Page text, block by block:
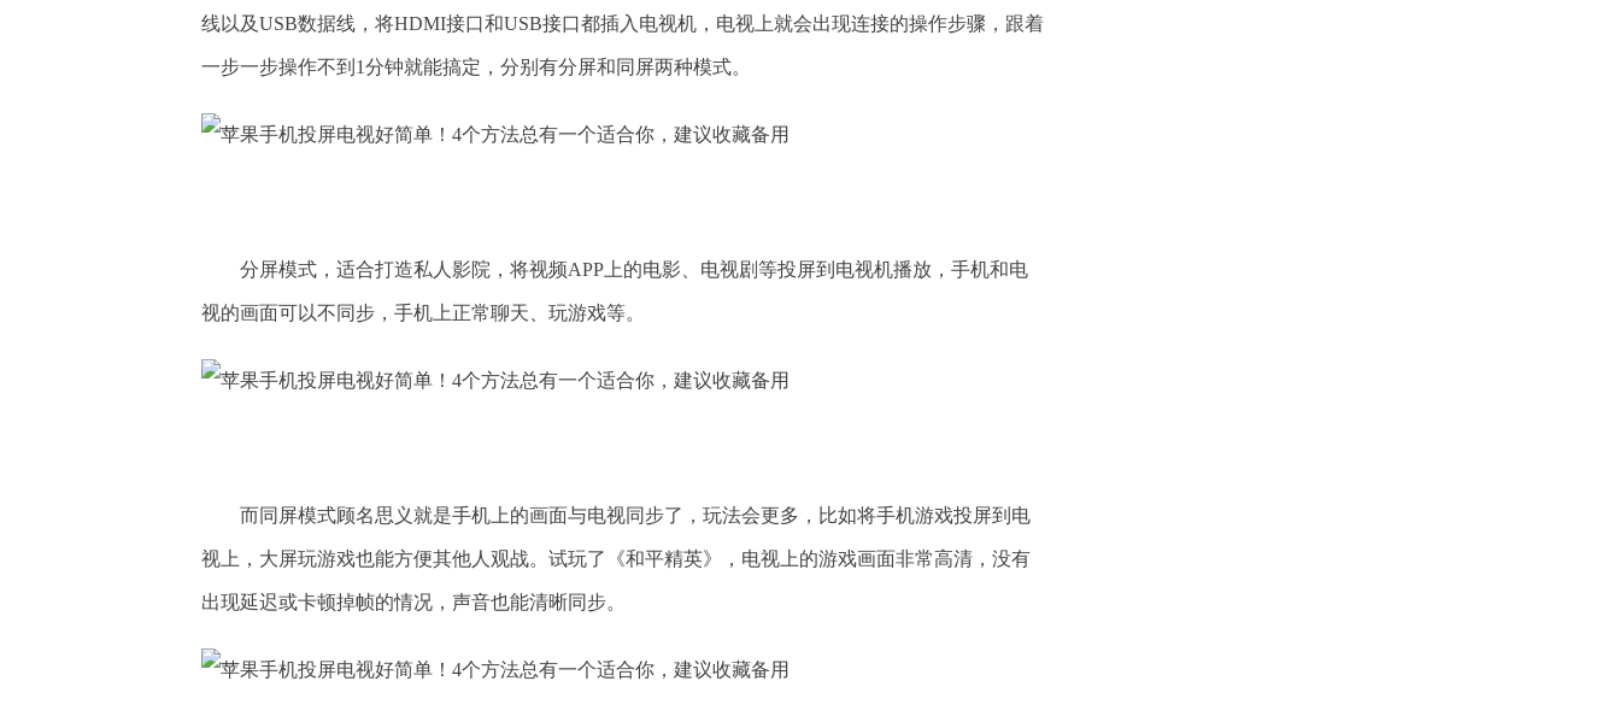
线以及USB数据线，将HDMI接口和USB接口都插入电视机，电视上就会出现连接的操作步骤，跟着
一步一步操作不到1分钟就能搞定，分别有分屏和同屏两种模式。
分屏模式，适合打造私人影院，将视频APP上的电影、电视剧等投屏到电视机播放，手机和电
视的画面可以不同步，手机上正常聊天、玩游戏等。
而同屏模式顾名思义就是手机上的画面与电视同步了，玩法会更多，比如将手机游戏投屏到电
视上，大屏玩游戏也能方便其他人观战。试玩了《和平精英》，电视上的游戏画面非常高清，没有
出现延迟或卡顿掉帧的情况，声音也能清晰同步。